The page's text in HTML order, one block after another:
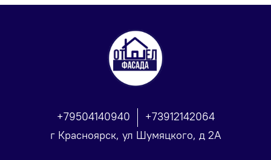
+79504140940
+73912142064
г Красноярск, ул Шумяцкого, д 2А